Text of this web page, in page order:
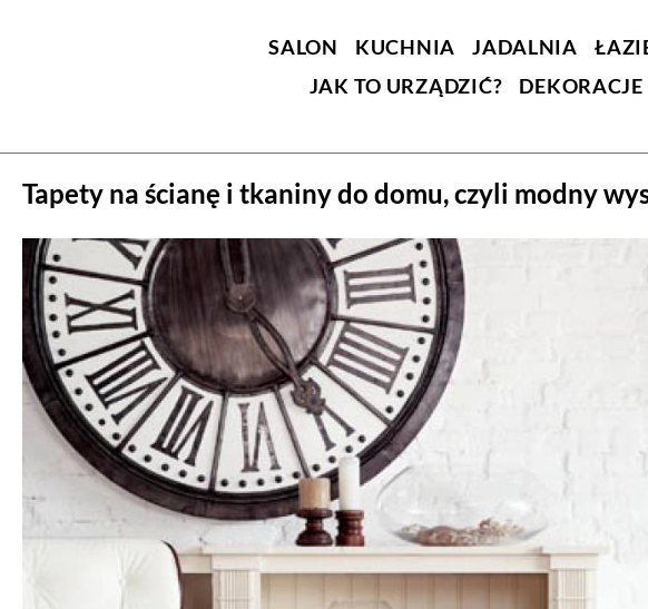
SALON KUCHNIA JADALNIA
JAK TO URZĄDZIĆ?
DEKORACJE
Tapety na ścianę i tkaniny do domu, czyli modny